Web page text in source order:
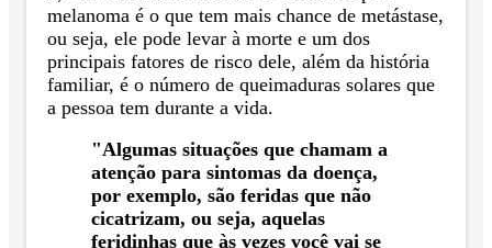
melanoma é o que tem mais chance de metástase,
ou seja, ele pode levar à morte e um dos
principais fatores de risco dele, além da história
familiar, é o número de queimaduras solares que
a pessoa tem durante a vida.
"Algumas situações que chamam a
atenção para sintomas da doença,
por exemplo, são feridas que não
cicatrizam, ou seja, aquelas
feridinhas que às vezes você vai se